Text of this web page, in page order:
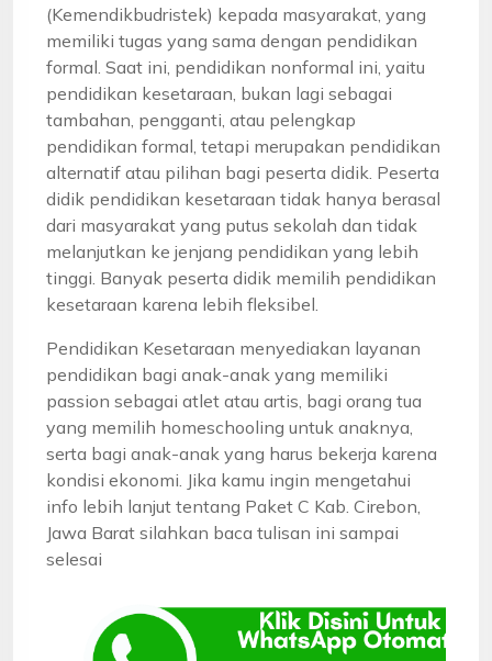
(Kemendikbudristek) kepada masyarakat, yang
memiliki tugas yang sama dengan pendidikan
formal. Saat ini, pendidikan nonformal ini, yaitu
pendidikan kesetaraan, bukan lagi sebagai
tambahan, pengganti, atau pelengkap
pendidikan formal, tetapi merupakan pendidikan
alternatif atau pilihan bagi peserta didik. Peserta
didik pendidikan kesetaraan tidak hanya berasal
dari masyarakat yang putus sekolah dan tidak
melanjutkan ke jenjang pendidikan yang lebih
tinggi. Banyak peserta didik memilih pendidikan
kesetaraan karena lebih fleksibel.
Pendidikan Kesetaraan menyediakan layanan
pendidikan bagi anak-anak yang memiliki
passion sebagai atlet atau artis, bagi orang tua
yang memilih homeschooling untuk anaknya,
serta bagi anak-anak yang harus bekerja karena
kondisi ekonomi. Jika kamu ingin mengetahui
info lebih lanjut tentang Paket C Kab. Cirebon,
Jawa Barat silahkan baca tulisan ini sampai
selesai